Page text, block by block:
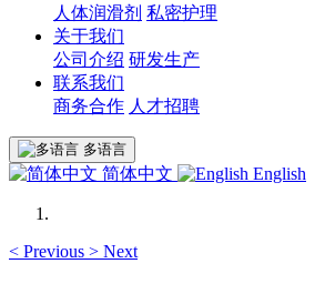
人体润滑剂 私密护理
关于我们
公司介绍 研发生产
联系我们
商务合作 人才招聘
多语言
简体中文 English
< Previous > Next